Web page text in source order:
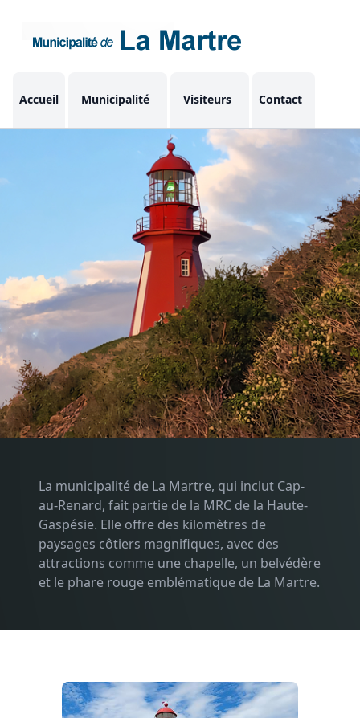
Accueil Municipalité Visiteurs Contact
La municipalité de La Martre, qui inclut Cap-
au-Renard, fait partie de la MRC de la Haute-
Gaspésie. Elle offre des kilomètres de
paysages côtiers magnifiques, avec des
attractions comme une chapelle, un belvédère
et le phare rouge emblématique de La Martre.